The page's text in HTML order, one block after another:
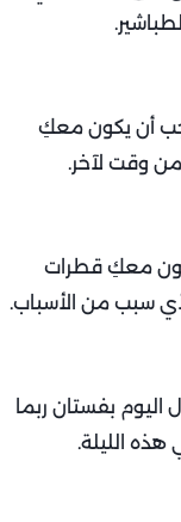
أن يكون معكِ
وقت لآخر.
معكِ قطرات
سبب من الأسباب.
اليوم بفستان ربما
الليلة.